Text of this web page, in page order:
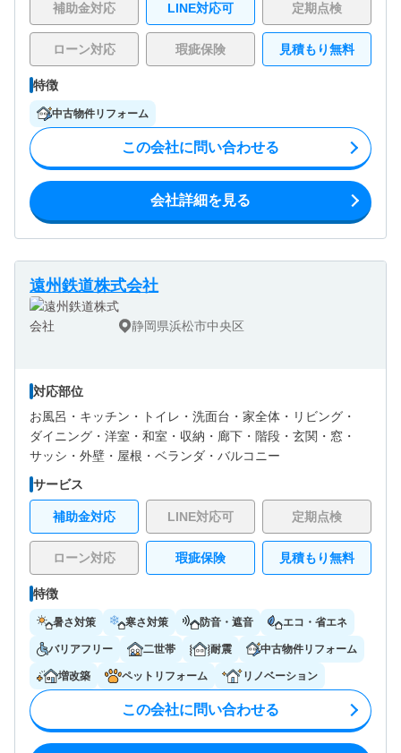
補助金対応 LINE対応可 定期点検
ローン対応 瑕疵保険 見積もり無料
特徴
中古物件リフォーム
この会社に問い合わせる
会社詳細を見る
遠州鉄道株式会社
静岡県浜松市中央区
対応部位
お風呂・ キッチン・ トイレ・ 洗面台・ 家全体・ リビング・
ダイニング・ 洋室・ 和室・ 収納・ 廊下・ 階段・ 玄関・ 窓・
サッシ・ 外壁・ 屋根・ ベランダ・バルコニー
サービス
補助金対応 LINE対応可 定期点検
ローン対応 瑕疵保険 見積もり無料
特徴
暑さ対策 寒さ対策 防音・遮音 エコ・省エネ
バリアフリー 二世帯 耐震 中古物件リフォーム
増改築 ペットリフォーム リノベーション
この会社に問い合わせる